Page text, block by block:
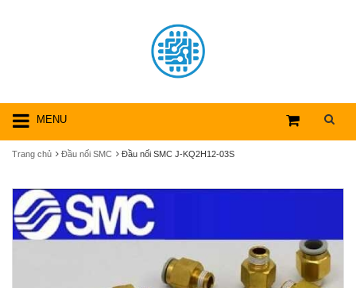
MENU
Trang chủ Đầu nối SMC Đầu nối SMC J-KQ2H12-03S